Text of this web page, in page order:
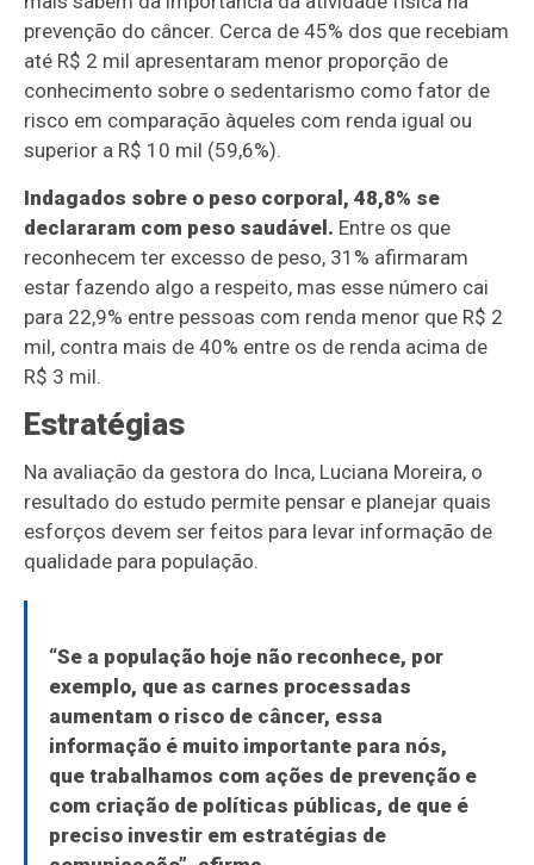
prevenção do câncer. Cerca de 45% dos que recebiam
até R$ 2 mil apresentaram menor proporção de
conhecimento sobre o sedentarismo como fator de
risco em comparação àqueles com renda igual ou
superior a R$ 10 mil (59,6%).
Indagados sobre o peso corporal, 48,8% se
declararam com peso saudável. Entre os que
reconhecem ter excesso de peso, 31% afirmaram
estar fazendo algo a respeito, mas esse número cai
para 22,9% entre pessoas com renda menor que R$ 2
mil, contra mais de 40% entre os de renda acima de
R$ 3 mil.
Estratégias
Na avaliação da gestora do Inca, Luciana Moreira, o
resultado do estudo permite pensar e planejar quais
esforços devem ser feitos para levar informação de
qualidade para população.
“Se a população hoje não reconhece, por
exemplo, que as carnes processadas
aumentam o risco de câncer, essa
informação é muito importante para nós,
que trabalhamos com ações de prevenção e
com criação de políticas públicas, de que é
preciso investir em estratégias de